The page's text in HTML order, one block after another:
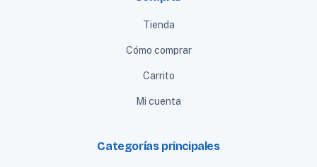
Tienda
Cómo comprar
Carrito
Mi cuenta
Categorías principales